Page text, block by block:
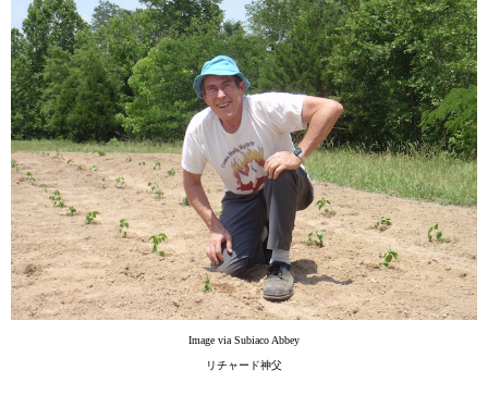
Image via Subiaco Abbey
リチャード神父